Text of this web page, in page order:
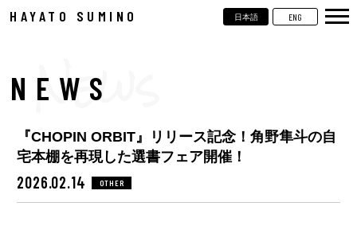
HAYATO SUMINO 日本語 ENG
VIDEOS
NEWS
『CHOPIN ORBIT』リリース記念！角野隼斗の自
宅本棚を再現した選書フェア開催！
2026.02.14 OTHER